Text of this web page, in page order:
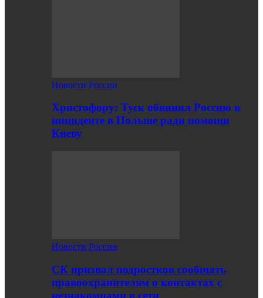
Новости России
Христофору: Туск обвинил Россию в
инциденте в Польше ради помощи
Киеву
Новости России
СК призвал подростков сообщать
правоохранителям о контактах с
незнакомцами в сети